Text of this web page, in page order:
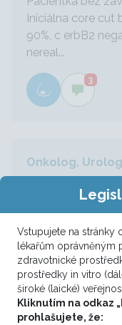
Iniciálna core cut
90%, c erbB2
nereal...
3
Onkolog, Urolog
Triple
HZK, histol. inv.
0%, PgR 5%, HER
8/2010. Dle MG
v průměru, s
3
Vstupujete na stránky
lékařům oprávněným
zdravotnické
prostředky in vitro
široké (laické)
Kliknutím na odkaz
prohlašujete, že: